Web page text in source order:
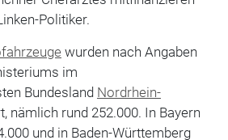
Politiker.
wurden nach Angaben
im
Bundesland Nordrhein-
nämlich rund 252.000. In Bayern
und in Baden-Württemberg